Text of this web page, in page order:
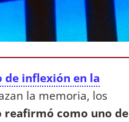
de inflexión en la
la memoria, los
reafirmó como uno de